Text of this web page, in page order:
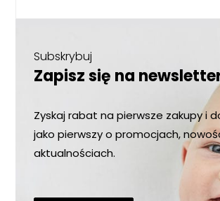
Subskrybuj
Zapisz się na
Zyskaj rabat na pierwsze zakupy i
jako pierwszy o promocjach,
aktualnościach.